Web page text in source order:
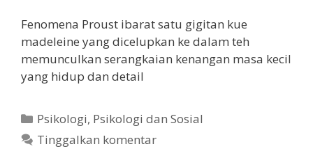
Fenomena Proust ibarat satu gigitan kue
madeleine yang dicelupkan ke dalam teh
memunculkan serangkaian kenangan masa kecil
yang hidup dan detail
Kategori
Psikologi, Psikologi dan Sosial
Tinggalkan komentar